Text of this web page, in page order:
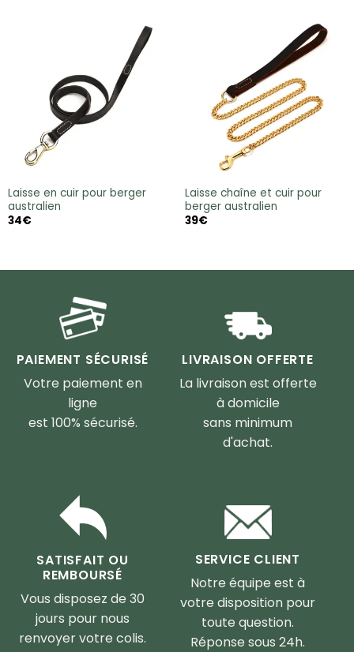
Laisse en cuir pour berger
australien
34€
Laisse chaîne et cuir pour
berger australien
39€
PAIEMENT SÉCURISÉ
Votre paiement en
ligne
est 100% sécurisé.
LIVRAISON OFFERTE
La livraison est offerte
à domicile
sans minimum
d'achat.
SATISFAIT OU
REMBOURSÉ
Vous disposez de 30
jours pour nous
renvoyer votre colis.
SERVICE CLIENT
Notre équipe est à
votre disposition pour
toute question.
Réponse sous 24h.